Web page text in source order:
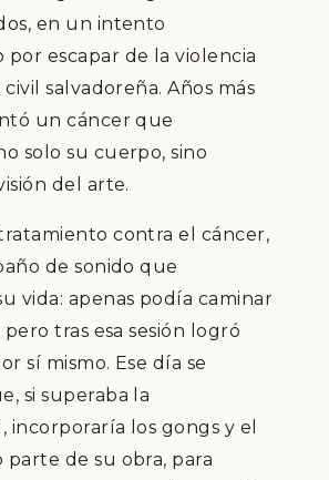
en un intento
por escapar de la violencia
salvadoreña. Años más
un cáncer que
solo su cuerpo, sino
del arte.
contra el cáncer,
de sonido que
vida: apenas podía caminar
tras esa sesión logró
sí mismo. Ese día se
si superaba la
incorporaría los gongs y el
parte de su obra, para